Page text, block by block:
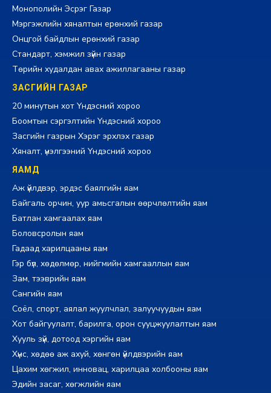
Монополийн Эсрэг Газар
Мэргэжлийн хяналтын ерөнхий газар
Онцгой байдлын ерөнхий газар
Стандарт, хэмжил зүйн газар
Төрийн худалдан авах ажиллагааны газар
ЗАСГИЙН ГАЗАР
20 минутын хот Үндэсний хороо
Боомтын сэргэлтийн Үндэсний хороо
Засгийн газрын Хэрэг эрхлэх газар
Хяналт, үнэлгээний Үндэсний хороо
ЯАМД
Аж үйлдвэр, эрдэс баялгийн яам
Байгаль орчин, уур амьсгалын өөрчлөлтийн яам
Батлан хамгаалах яам
Боловсролын яам
Гадаад харилцааны яам
Гэр бүл, хөдөлмөр, нийгмийн хамгааллын яам
Зам, тээврийн яам
Сангийн яам
Соёл, спорт, аялал жуулчлал, залуучуудын яам
Хот байгуулалт, барилга, орон сууцжуулалтын яам
Хууль зүй, дотоод хэргийн яам
Хүнс, хөдөө аж ахуй, хөнгөн үйлдвэрийн яам
Цахим хөгжил, инновац, харилцаа холбооны яам
Эдийн засаг, хөгжлийн яам